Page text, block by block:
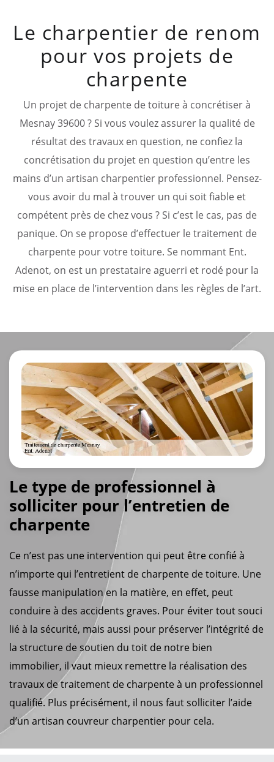
Le charpentier de renom
pour vos projets de
charpente
Un projet de charpente de toiture à concrétiser à
Mesnay 39600 ? Si vous voulez assurer la qualité de
résultat des travaux en question, ne confiez la
concrétisation du projet en question qu’entre les
mains d’un artisan charpentier professionnel. Pensez-
vous avoir du mal à trouver un qui soit fiable et
compétent près de chez vous ? Si c’est le cas, pas de
panique. On se propose d’effectuer le traitement de
charpente pour votre toiture. Se nommant Ent.
Adenot, on est un prestataire aguerri et rodé pour la
mise en place de l’intervention dans les règles de l’art.
Le type de professionnel à
solliciter pour l’entretien de
charpente
Ce n’est pas une intervention qui peut être confié à
n’importe qui l’entretient de charpente de toiture. Une
fausse manipulation en la matière, en effet, peut
conduire à des accidents graves. Pour éviter tout souci
lié à la sécurité, mais aussi pour préserver l’intégrité de
la structure de soutien du toit de notre bien
immobilier, il vaut mieux remettre la réalisation des
travaux de traitement de charpente à un professionnel
qualifié. Plus précisément, il nous faut solliciter l’aide
d’un artisan couvreur charpentier pour cela.